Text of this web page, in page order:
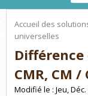
Accueil des
universelles
Différence
CMR, CM /
Modifié le : Jeu, Déc.